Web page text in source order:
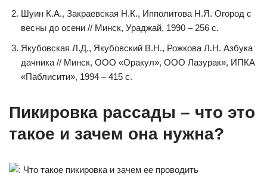
Шуин К.А., Закраевская Н.К., Ипполитова Н.Я. Огород с
весны до осени // Минск, Ураджай, 1990 – 256 с.
Якубовская Л.Д., Якубовский В.Н., Рожкова Л.Н. Азбука
дачника // Минск, ООО «Оракул», ООО Лазурак», ИПКА
«Паблисити», 1994 – 415 с.
Пикировка рассады – что это
такое и зачем она нужна?